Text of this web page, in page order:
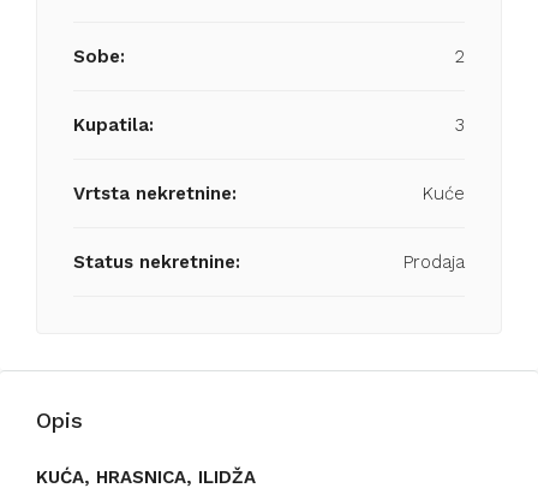
Sobe: 2
Kupatila: 3
Vrtsta nekretnine: Kuće
Status nekretnine: Prodaja
Opis
KUĆA, HRASNICA, ILIDŽA